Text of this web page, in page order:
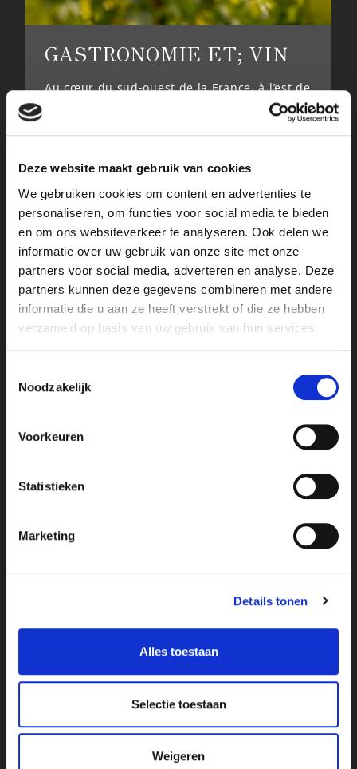
Deze website maakt gebruik van cookies
We gebruiken cookies om content en advertenties te
personaliseren, om functies voor social media te bieden
en om ons websiteverkeer te analyseren. Ook delen we
informatie over uw gebruik van onze site met onze
partners voor social media, adverteren en analyse. Deze
partners kunnen deze gegevens combineren met andere
informatie die u aan ze heeft verstrekt of die ze hebben
verzameld op basis van uw gebruik van hun services.
Noodzakelijk
Voorkeuren
Statistieken
Marketing
Details tonen
Alles toestaan
Selectie toestaan
Weigeren
GASTRONOMIE ET; VIN
Au cœur du sud-ouest de la France, à l’est de
Bordeaux, le vignoble de Bergerac s’étend
sur les deux rives de la Dordogne, près de la
ville de Bergerac. Un cadre idyllique, où la
panache et où règnent la douceur de vivre et
la convivialité : un pays de rêve pour les
amateurs de vin. Surtout lorsqu’il est associé
à de délicieux plats de produits locaux,
comme le foie gras, les fraises, les cabécous
et les noix du Périgord.
CONSULTER
marchés régionaux tous les jours. Les
marchés les plus proches : à Issigeac, il y a
à Beaumont, le marché hebdomadaire se
tient le mardi et le samedi. Il existe d’autres
marchés spécialisés pendant la saison des
champignons et des truffes et des marchés